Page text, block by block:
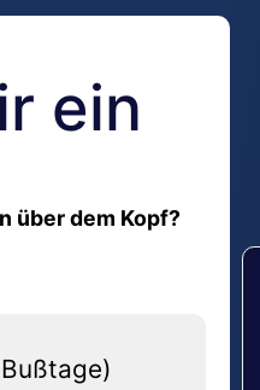
ein
über dem Kopf?